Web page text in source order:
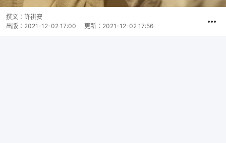
撰文： 許祺安
出版： 2021-12-02 17:00 更新： 2021-12-02 17:56